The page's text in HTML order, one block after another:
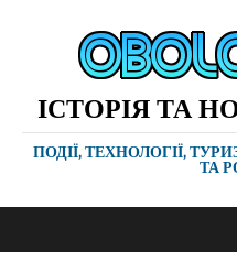
ІСТОРІЯ ТА
ПОДІЇ, ТЕХНОЛОГІЇ,
ТА